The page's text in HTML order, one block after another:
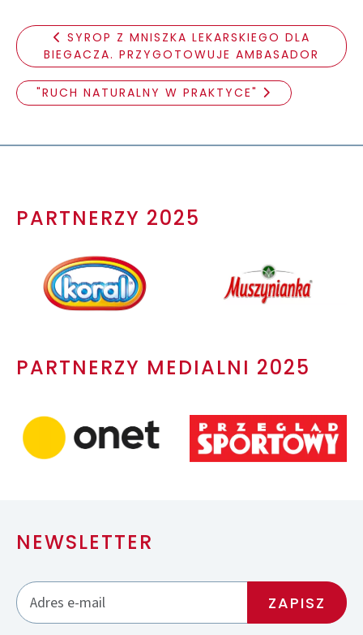
SYROP Z MNISZKA LEKARSKIEGO DLA
BIEGACZA. PRZYGOTOWUJE AMBASADOR
"RUCH NATURALNY W PRAKTYCE"
PARTNERZY 2025
PARTNERZY MEDIALNI 2025
NEWSLETTER